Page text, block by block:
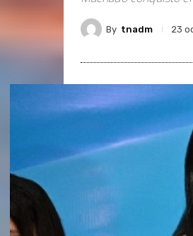
By tnadm 23